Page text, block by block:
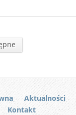
Aktualności
Kontakt